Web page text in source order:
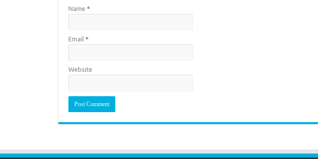
Name *
Email *
Website